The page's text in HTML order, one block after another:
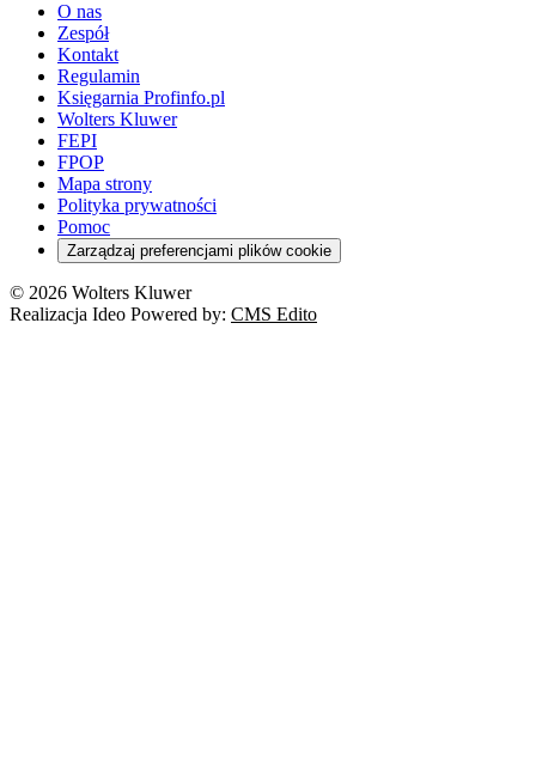
O nas
Zespół
Kontakt
Regulamin
Księgarnia Profinfo.pl
Wolters Kluwer
FEPI
FPOP
Mapa strony
Polityka prywatności
Pomoc
Zarządzaj preferencjami plików cookie
© 2026 Wolters Kluwer
Realizacja Ideo Powered by: CMS Edito